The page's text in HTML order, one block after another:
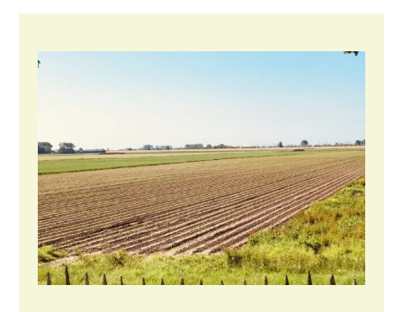
Vollegrondsgroente
Multifunctionele landbouw
Onderwerpen
Nieuws
Nieuwsabonnement
Webinars